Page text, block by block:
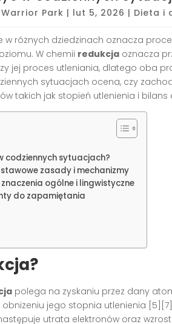
Park | lut 5, 2026 | Dieta i
w różnych dziedzinach oznacza
W chemii redukcja oznacza
jej proces utleniania, dlatego oba
sytuacjach ocena, czy
takich jak stopień utlenienia i bilans
codziennych sytuacjach?
zasady i mechanizmy
ogólne i lingwistyczne
do zapamiętania
polega na zyskaniu przez dany
jego stopnia utlenienia
utrata elektronów oraz